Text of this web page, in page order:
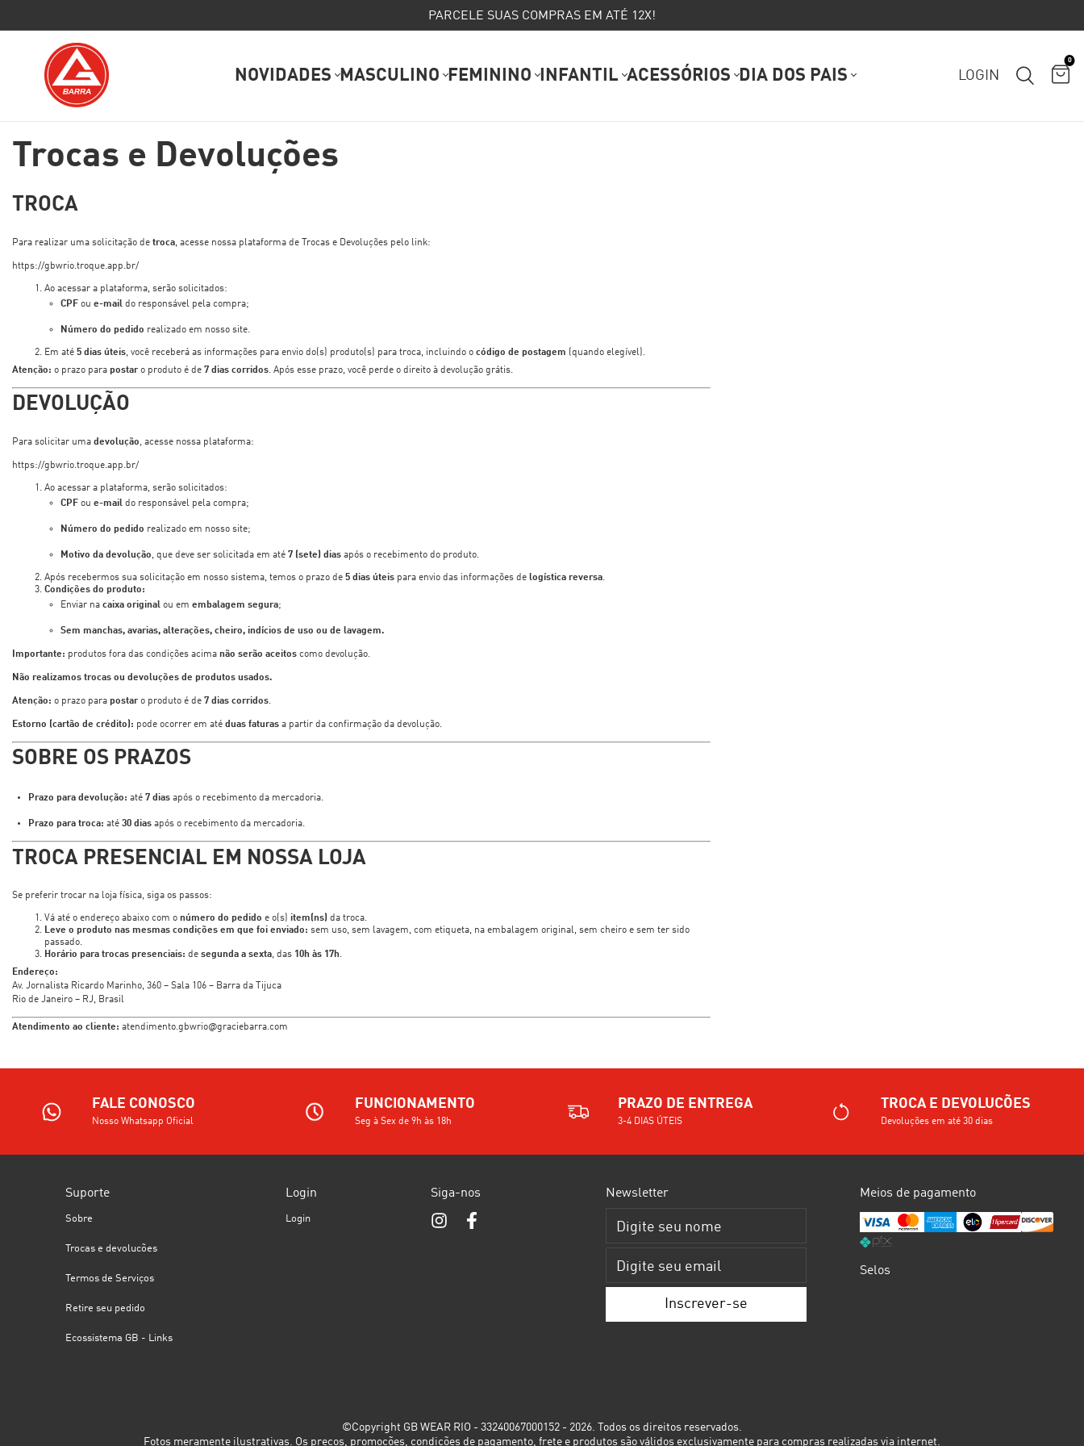
PARCELE SUAS COMPRAS EM ATÉ 12X!
NOVIDADES MASCULINO FEMININO INFANTIL ACESSÓRIOS DIA DOS PAIS LOGIN
0
Trocas e Devoluções
TROCA
Para realizar uma solicitação de troca, acesse nossa plataforma de Trocas e Devoluções pelo link:
https://gbwrio.troque.app.br/
Ao acessar a plataforma, serão solicitados:
CPF ou e-mail do responsável pela compra;
Número do pedido realizado em nosso site.
Em até 5 dias úteis, você receberá as informações para envio do(s) produto(s) para troca, incluindo o código de postagem (quando elegível).
Atenção: o prazo para postaro produto é de 7 dias corridos. Após esse prazo, você perde o direito à devolução grátis.
DEVOLUÇÃO
Para solicitar uma devolução, acesse nossa plataforma:
https://gbwrio.troque.app.br/
Ao acessar a plataforma, serão solicitados:
CPF ou e-mail do responsável pela compra;
Número do pedido realizado em nosso site;
Motivo da devolução, que deve ser solicitada em até 7 (sete) dias após o recebimento do produto.
Após recebermos sua solicitação em nosso sistema, temos o prazo de 5 dias úteis para envio das informações de logística reversa.
Condições do produto:
Enviar na caixa original ou em embalagem segura;
Sem manchas, avarias, alterações, cheiro, indícios de uso ou de lavagem.
Importante: produtos fora das condições acima não serão aceitos como devolução.
Não realizamos trocas ou devoluções de produtos usados.
Atenção: o prazo para postaro produto é de 7 dias corridos.
Estorno (cartão de crédito): pode ocorrer em até duas faturas a partir da confirmação da devolução.
SOBRE OS PRAZOS
Prazo para devolução: até 7 dias após o recebimento da mercadoria.
Prazo para troca: até 30 dias após o recebimento da mercadoria.
TROCA PRESENCIAL EM NOSSA LOJA
Se preferir trocar na loja física, siga os passos:
Vá até o endereço abaixo com o número do pedido e o(s) item(ns) da troca.
Leve o produto nas mesmas condições em que foi enviado: sem uso, sem lavagem, com etiqueta, na embalagem original, sem cheiro e sem ter sido
passado.
Horário para trocas presenciais: de segunda a sexta, das 10h às 17h.
Endereço:
Av. Jornalista Ricardo Marinho, 360 – Sala 106 – Barra da Tijuca
Rio de Janeiro – RJ, Brasil
Atendimento ao cliente: atendimento.gbwrio@graciebarra.com
FALE CONOSCO
Nosso Whatsapp Oficial
FUNCIONAMENTO
Seg à Sex de 9h às 18h
PRAZO DE ENTREGA
3-4 DIAS ÚTEIS
TROCA E DEVOLUCÕES
Devoluções em até 30 dias
Suporte
Sobre
Trocas e devolucões
Termos de Serviços
Retire seu pedido
Ecossistema GB - Links
Login
Login
Siga-nos Newsletter Meios de pagamento
Selos
©Copyright GB WEAR RIO - 33240067000152 - 2026. Todos os direitos reservados.
Fotos meramente ilustrativas. Os preços, promoções, condições de pagamento, frete e produtos são válidos exclusivamente para compras realizadas via internet.